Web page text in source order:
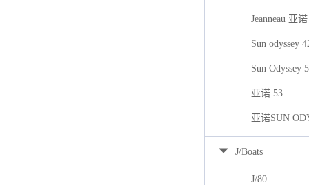
Jeanneau 亚
Sun odyssey
Sun Odyssey
亚诺 53
亚诺SUN
J/Boats
J/80